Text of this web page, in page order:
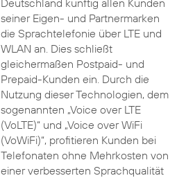
Deutschland künftig allen Kunden
seiner Eigen- und Partnermarken
die Sprachtelefonie über LTE und
WLAN an. Dies schließt
gleichermaßen Postpaid- und
Prepaid-Kunden ein. Durch die
Nutzung dieser Technologien, dem
sogenannten „Voice over LTE
(VoLTE)“ und „Voice over WiFi
(VoWiFi)“, profitieren Kunden bei
Telefonaten ohne Mehrkosten von
einer verbesserten Sprachqualität